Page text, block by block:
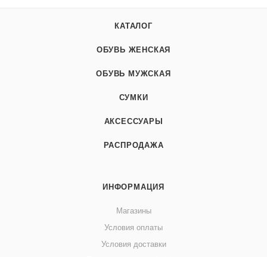
КАТАЛОГ
ОБУВЬ ЖЕНСКАЯ
ОБУВЬ МУЖСКАЯ
СУМКИ
АКСЕССУАРЫ
РАСПРОДАЖА
ИНФОРМАЦИЯ
Магазины
Условия оплаты
Условия доставки